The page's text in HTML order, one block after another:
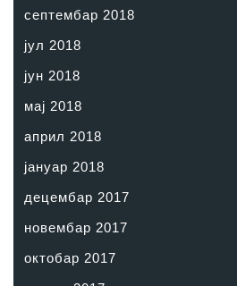
септембар 2018
јул 2018
јун 2018
мај 2018
април 2018
јануар 2018
децембар 2017
новембар 2017
октобар 2017